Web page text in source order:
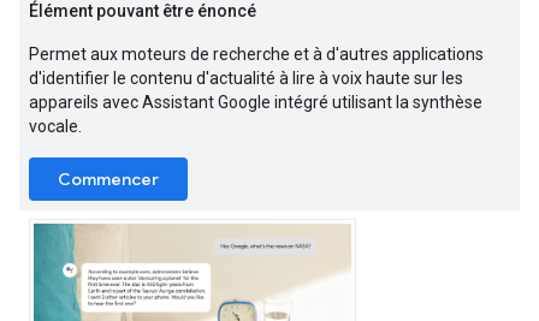
Élément pouvant être énoncé
Permet aux moteurs de recherche et à d'autres applications
d'identifier le contenu d'actualité à lire à voix haute sur les
appareils avec Assistant Google intégré utilisant la synthèse
vocale.
Commencer